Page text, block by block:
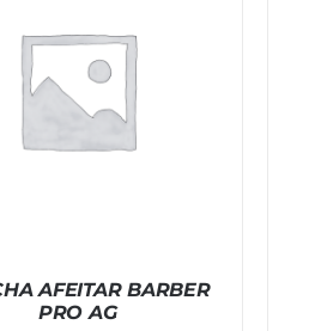
AFEITAR BARBER
PRO AG